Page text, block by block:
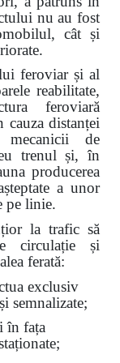
nu au fost
cât și
feroviar și al
reabilitate,
feroviară
distanței
mecanicii de
trenul și, în
producerea
a unor
pe linie.
la trafic să
circulație și
ferată:
exclusiv
semnalizate;
în fața